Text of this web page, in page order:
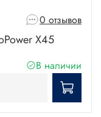
0 отзывов
X45
В наличии